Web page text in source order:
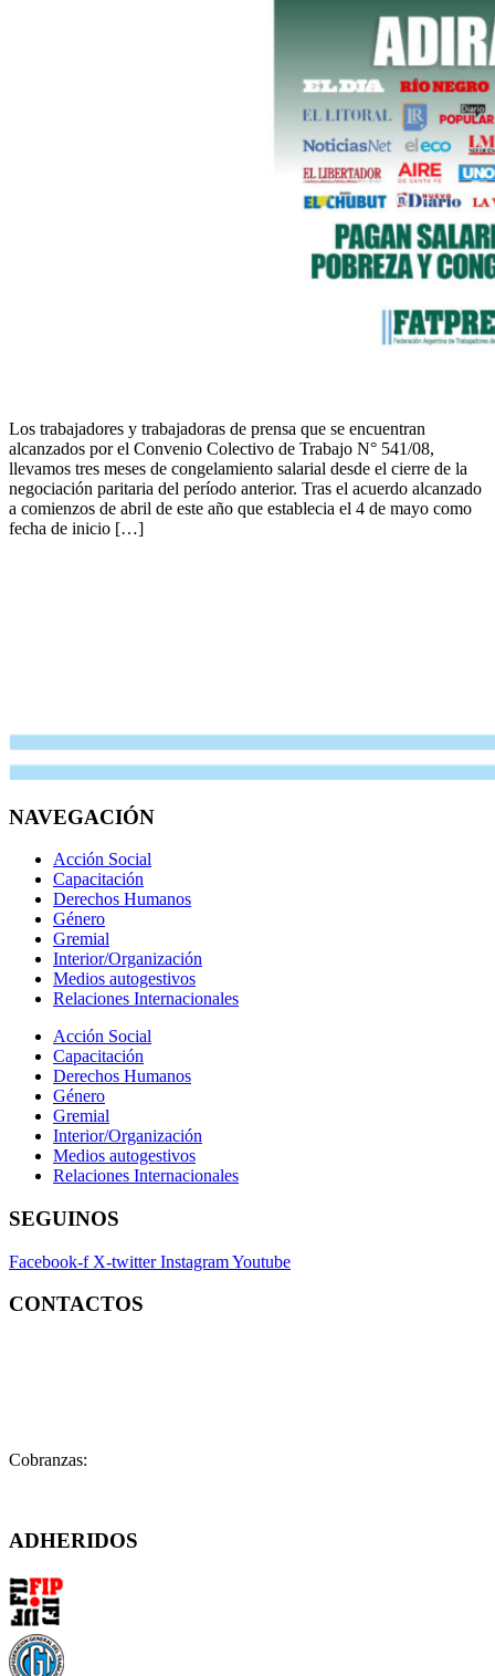
Los trabajadores y trabajadoras de prensa que se encuentran
alcanzados por el Convenio Colectivo de Trabajo N° 541/08,
llevamos tres meses de congelamiento salarial desde el cierre de la
negociación paritaria del período anterior. Tras el acuerdo alcanzado
a comienzos de abril de este año que establecia el 4 de mayo como
fecha de inicio […]
NAVEGACIÓN
Acción Social
Capacitación
Derechos Humanos
Género
Gremial
Interior/Organización
Medios autogestivos
Relaciones Internacionales
Acción Social
Capacitación
Derechos Humanos
Género
Gremial
Interior/Organización
Medios autogestivos
Relaciones Internacionales
SEGUINOS
Facebook-f X-twitter InstagramYoutube
CONTACTOS
Cobranzas:
ADHERIDOS